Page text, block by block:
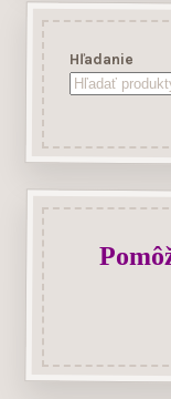
Hľadanie